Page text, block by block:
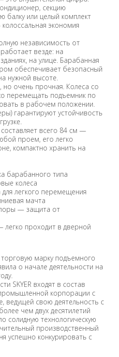
секцию
балку или целый комплект
экономия
независимость от
везде: на
на улице. Барабанная
обеспечивает безопасный
нужной высоте.
но очень прочная. Колеса со
перемещать подъемник по
в рабочем положении.
гарантируют устойчивость
всего 84 см —
проем, его легко
компактно хранить на
барабанного типа
колеса
легкого перемещения
мачта
— защита от
проходит в дверной
торговую марку подъемного
о начале деятельности на
SKYER входят в состав
корпорации с
ведущей свою деятельность с
чем двух десятилетий
солидную технологическую
производственный
успешно конкурировать с